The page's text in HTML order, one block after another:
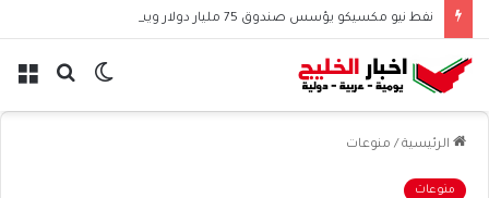
نفط نيو مكسيكو يؤسس صندوق 75 مليار دولار ويشعل جدل الإنفاق
بحث الوضع
الرئيسية / منوعات
منوعات